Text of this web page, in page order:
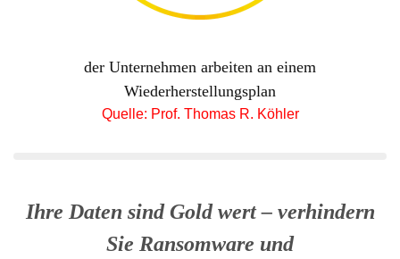
der Unternehmen arbeiten an einem
Wiederherstellungsplan
Quelle: Prof. Thomas R. Köhler
Ihre Daten sind Gold wert – verhindern
Sie Ransomware und